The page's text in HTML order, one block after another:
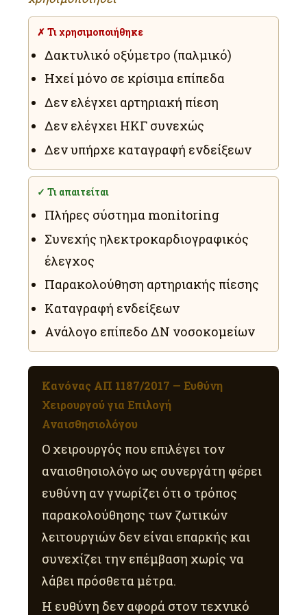
✗ Τι χρησιμοποιήθηκε
Δακτυλικό οξύμετρο (παλμικό)
Ηχεί μόνο σε κρίσιμα επίπεδα
Δεν ελέγχει αρτηριακή πίεση
Δεν ελέγχει ΗΚΓ συνεχώς
Δεν υπήρχε καταγραφή ενδείξεων
✓ Τι απαιτείται
Πλήρες σύστημα monitoring
Συνεχής ηλεκτροκαρδιογραφικός
έλεγχος
Παρακολούθηση αρτηριακής πίεσης
Καταγραφή ενδείξεων
Ανάλογο επίπεδο ΔΝ νοσοκομείων
Κανόνας ΑΠ 1187/2017 — Ευθύνη
Χειρουργού για Επιλογή
Αναισθησιολόγου
Ο χειρουργός που επιλέγει τον
αναισθησιολόγο ως συνεργάτη φέρει
ευθύνη αν γνωρίζει ότι ο τρόπος
παρακολούθησης των ζωτικών
λειτουργιών δεν είναι επαρκής και
συνεχίζει την επέμβαση χωρίς να
λάβει πρόσθετα μέτρα.
Η ευθύνη δεν αφορά στον τεχνικό